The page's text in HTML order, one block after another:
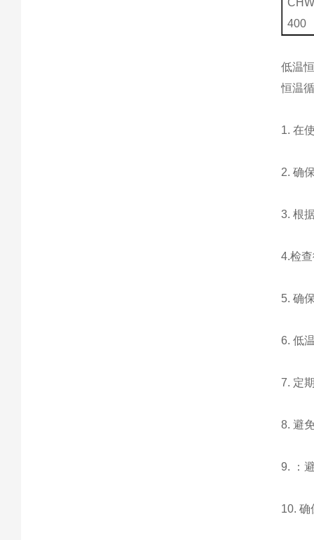
400
低温
恒温
1. 在
2. 确
3. 根
4.检
5. 确
6. 低
7. 定
8. 避
9. ：
10. 确